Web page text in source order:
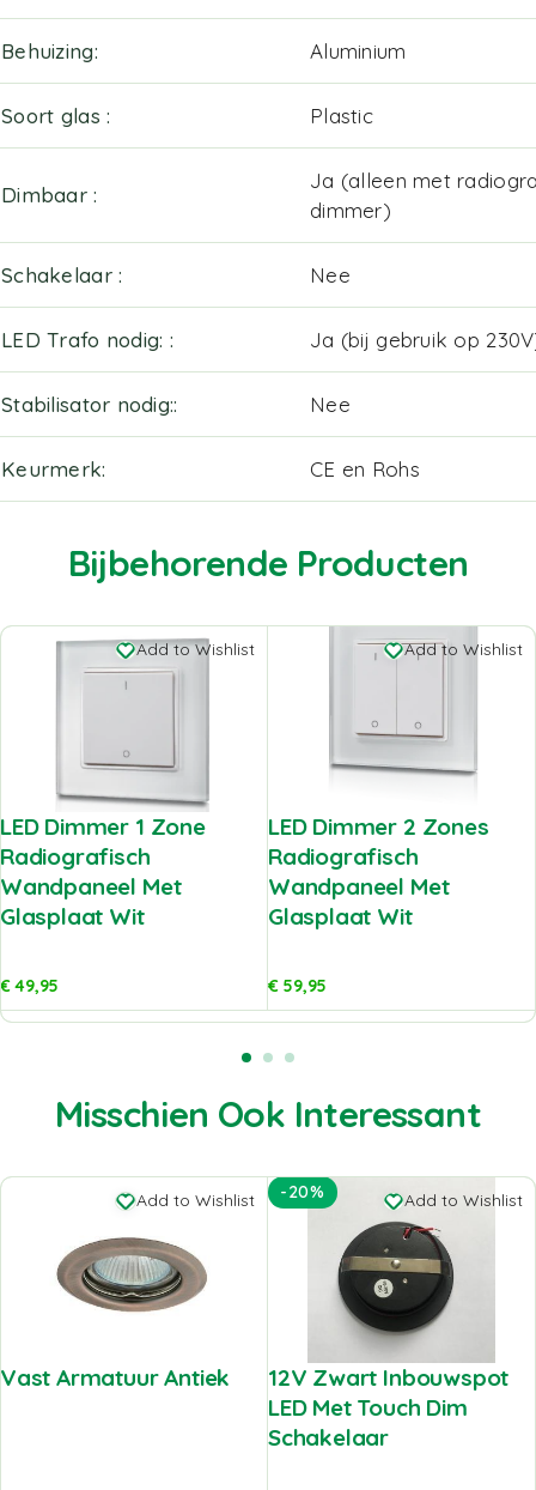
Behuizing Aluminium
Soort glas Plastic
Dimbaar
Ja (alleen met
dimmer)
Schakelaar Nee
LED Trafo nodig: Ja (bij gebruik op
Stabilisator nodig: Nee
Keurmerk CE en Rohs
Bijbehorende Producten
Add to Wishlist
LED Dimmer 1 Zone
Radiografisch
Wandpaneel Met
Glasplaat Wit
€49,95
Add to Wishlist
LED Dimmer 2 Zones
Radiografisch
Wandpaneel Met
Glasplaat Wit
€59,95
Misschien Ook Interessant
Add to Wishlist
Vast Armatuur Antiek
-20% Add to Wishlist
12V Zwart Inbouwspot
LED Met Touch Dim
Schakelaar